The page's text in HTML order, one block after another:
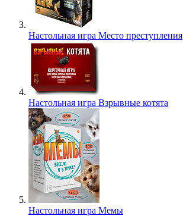
Настольная игра Место преступления
Настольная игра Взрывные котята
Настольная игра Мемы